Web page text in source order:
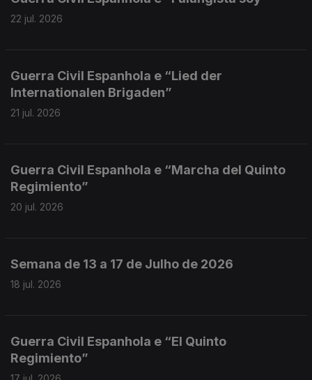
22 jul. 2026
Guerra Civil Espanhola e “Lied der
Internationalen Brigaden”
21 jul. 2026
Guerra Civil Espanhola e “Marcha del Quinto
Regimiento”
20 jul. 2026
Semana de 13 a 17 de Julho de 2026
18 jul. 2026
Guerra Civil Espanhola e “El Quinto
Regimiento”